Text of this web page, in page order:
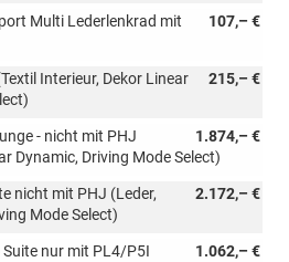
107,– €
Multi Lederlenkrad mit
215,– €
Interieur, Dekor Linear
1.874,– €
- nicht mit PHJ
Dynamic, Driving Mode Select)
2.172,– €
nicht mit PHJ (Leder,
Mode Select)
1.062,– €
Suite nur mit PL4/P5I